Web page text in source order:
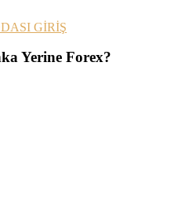
GİRİŞ
Yerine Forex?